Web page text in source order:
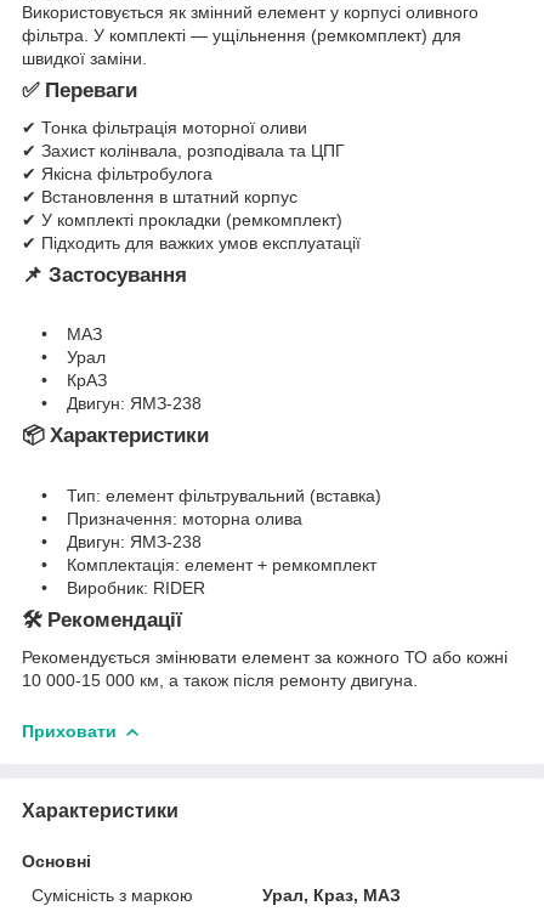
Використовується як змінний елемент у корпусі оливного
фільтра. У комплекті — ущільнення (ремкомплект) для
швидкої заміни.
✅ Переваги
✔ Тонка фільтрація моторної оливи
✔ Захист колінвала, розподівала та ЦПГ
✔ Якісна фільтробулога
✔ Встановлення в штатний корпус
✔ У комплекті прокладки (ремкомплект)
✔ Підходить для важких умов експлуатації
📌 Застосування
• МАЗ
• Урал
• КрАЗ
• Двигун: ЯМЗ-238
📦 Характеристики
• Тип: елемент фільтрувальний (вставка)
• Призначення: моторна олива
• Двигун: ЯМЗ-238
• Комплектація: елемент + ремкомплект
• Виробник: RIDER
🛠 Рекомендації
Рекомендується змінювати елемент за кожного ТО або кожні
10 000-15 000 км, а також після ремонту двигуна.
Приховати
Характеристики
Основні
Сумісність з маркою
Урал, Краз, МАЗ